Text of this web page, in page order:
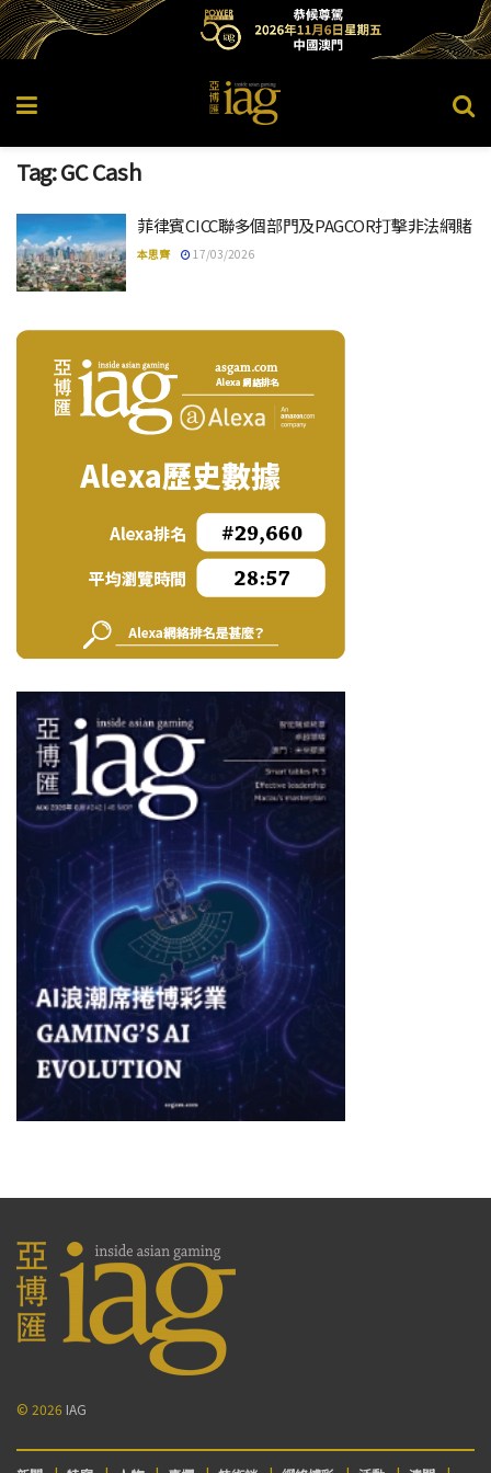
Tag:GC Cash
菲律賓CICC聯多個部門及PAGCOR打擊非法網賭
本思齊 17/03/2026
© 2026 IAG